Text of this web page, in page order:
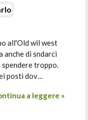
all'Old wil west
anche di sndarci
spendere troppo.
posti dov…
a leggere »